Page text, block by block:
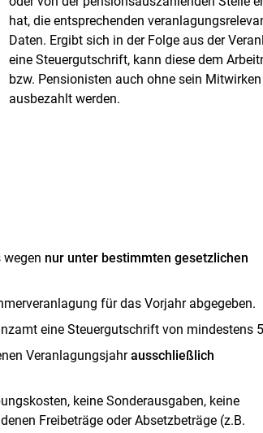
Skip to main content
hat, die entsprechenden
Daten. Ergibt sich in der Folge aus der
eine Steuergutschrift, kann diese dem
bzw. Pensionisten auch ohne sein Mitwirken
ausbezahlt werden.
nur unter bestimmten gesetzlichen
für das Vorjahr abgegeben.
eine Steuergutschrift von mindestens
Veranlagungsjahrausschließlich
keine Sonderausgaben, keine
Freibeträge oder Absetzbeträge (z.B.